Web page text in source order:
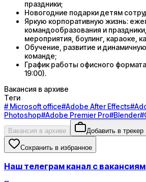
праздники;
Новогодние подарки детям
Яркую корпоративную жизнь:
командообразования и
мероприятия, боулинг, караоке,
Обучение, развитие и
команде;
График работы офисного
19:00).
Вакансия в архиве
Теги
#Microsoft office#Adobe After Effects#
Photoshop#Adobe Premier Pro#Blender#
Вакансия в архиве Добавить в трекер
Сохранить в избранное
Наш телеграм канал с